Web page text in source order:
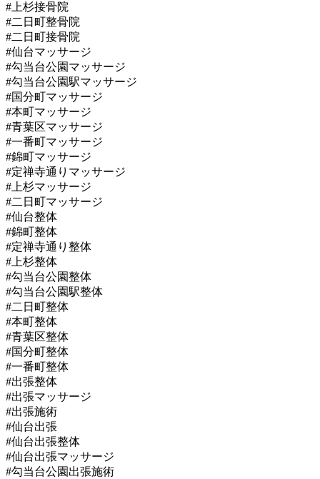
#上杉接骨院
#二日町整骨院
#二日町接骨院
#仙台マッサージ
#勾当台公園マッサージ
#勾当台公園駅マッサージ
#国分町マッサージ
#本町マッサージ
#青葉区マッサージ
#一番町マッサージ
#錦町マッサージ
#定禅寺通りマッサージ
#上杉マッサージ
#二日町マッサージ
#仙台整体
#錦町整体
#定禅寺通り整体
#上杉整体
#勾当台公園整体
#勾当台公園駅整体
#二日町整体
#本町整体
#青葉区整体
#国分町整体
#一番町整体
#出張整体
#出張マッサージ
#出張施術
#仙台出張
#仙台出張整体
#仙台出張マッサージ
#勾当台公園出張施術